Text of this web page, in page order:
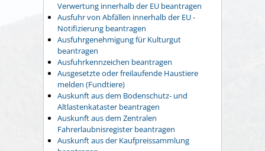
Verwertung innerhalb der EU beantragen
Ausfuhr von Abfällen innerhalb der EU -
Notifizierung beantragen
Ausfuhrgenehmigung für Kulturgut
beantragen
Ausfuhrkennzeichen beantragen
Ausgesetzte oder freilaufende Haustiere
melden (Fundtiere)
Auskunft aus dem Bodenschutz- und
Altlastenkataster beantragen
Auskunft aus dem Zentralen
Fahrerlaubnisregister beantragen
Auskunft aus der Kaufpreissammlung